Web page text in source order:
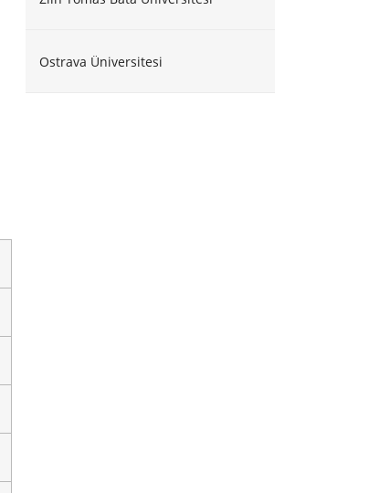
Ostrava Üniversitesi